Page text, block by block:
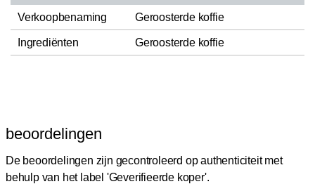
Verkoopbenaming Geroosterde koffie
Ingrediënten Geroosterde koffie
beoordelingen
De beoordelingen zijn gecontroleerd op authenticiteit met
behulp van het label 'Geverifieerde koper'.